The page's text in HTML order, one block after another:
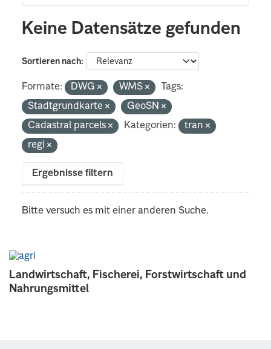
Landwirtschaft, Fischerei, Forstwirtschaft und
Nahrungsmittel
Keine Datensätze gefunden
Sortieren nach
Formate: DWG WMS
Tags:
Stadtgrundkarte
GeoSN
Cadastral parcels
Kategorien:
tran
regi
Ergebnisse filtern
Bitte versuch es mit einer anderen Suche.